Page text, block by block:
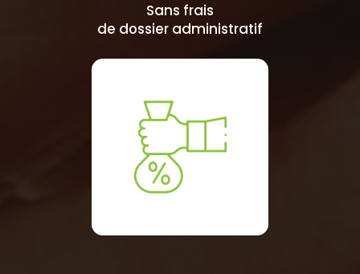
Sans frais
de dossier administratif